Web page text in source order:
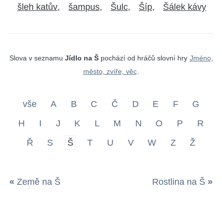
šleh katův šampus Šulc Šíp Šálek kávy
Slova v seznamu Jídlo na Špochází od hráčů slovní hry Jméno,
město, zvíře, věc
vše A B C Č D E F
G
H
I J K L M N O P
R
Ř
S Š T U V W Z Ž
« Země na Š Rostlina na Š »